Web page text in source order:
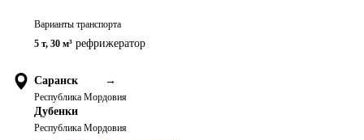
Варианты транспорта
5 т, 30 м³ рефрижератор
Саранск →
Республика Мордовия
Дубенки
Республика Мордовия